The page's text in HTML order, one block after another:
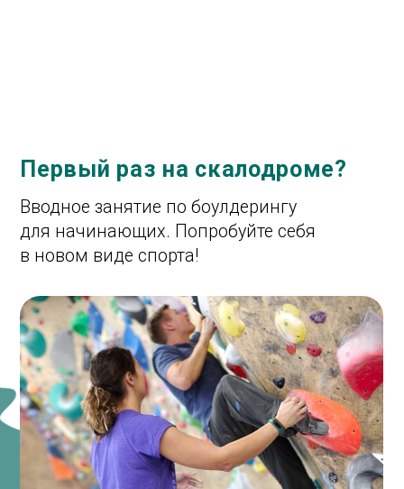
Длительность 1 час.
Купить сертификат
Подробнее
Групповые тренировки по боулдерингу
на Скалодроме ТОКИО проводятся
согласно регулярному расписанию
наших тренеров. Длительность занятия
1,5 — 2 часа.
Взрослая школа
скалолазания